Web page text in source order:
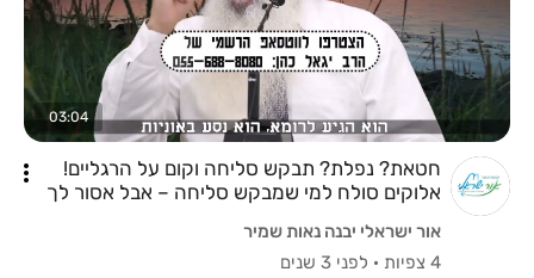
03:04
חטאת? נפלת? תבקש סליחה וקום על הרגליים!
אלוקים סולח למי שמבקש סליחה – אבל אסור לך
אור ישראלי יבנה נאות שמיר
4 צפיות
· לפני 3 שנים